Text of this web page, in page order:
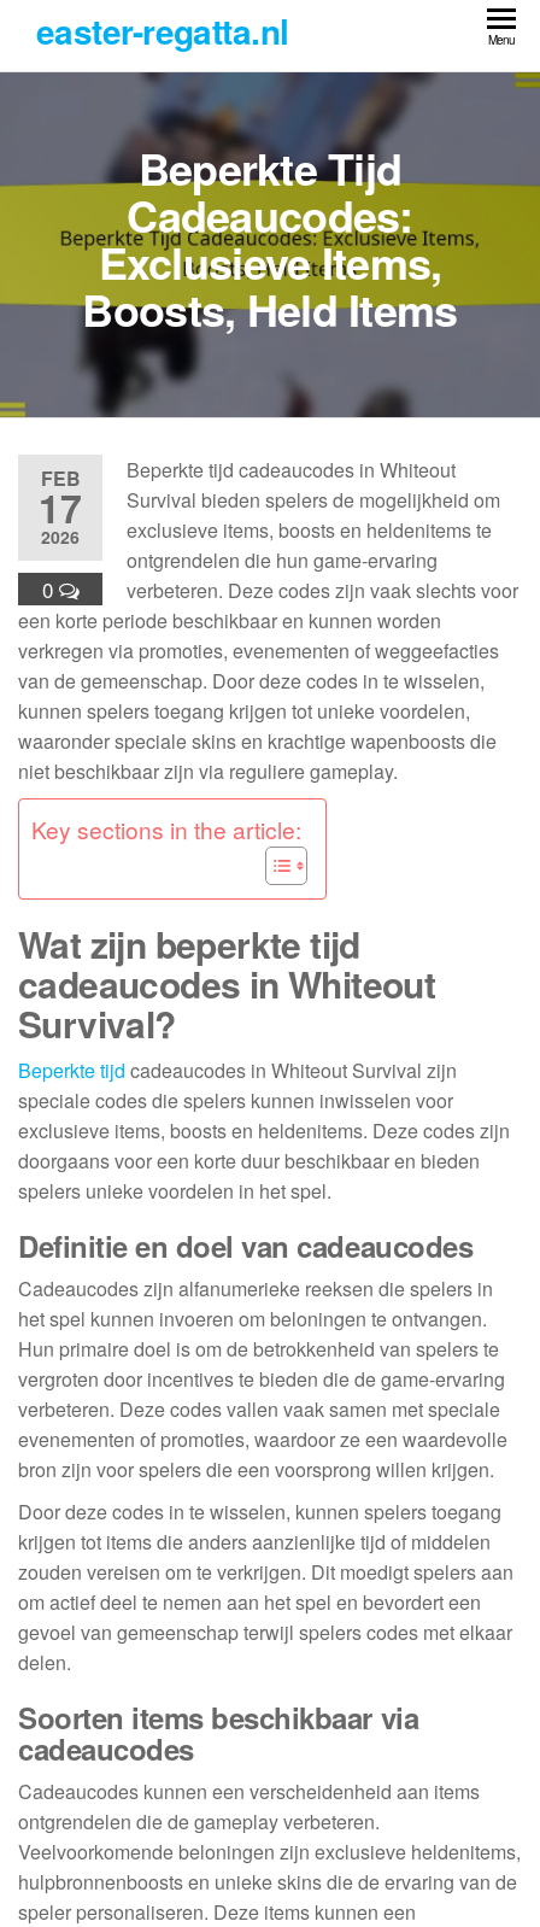
the
easter-regatta.nl Menu
Beperkte Tijd
Cadeaucodes:
Exclusieve Items,
Boosts, Held Items
FEB
17
2026
0
Beperkte tijd cadeaucodes in Whiteout
Survival bieden spelers de mogelijkheid om
exclusieve items, boosts en heldenitems te
ontgrendelen die hun game-ervaring
verbeteren. Deze codes zijn vaak slechts voor
een korte periode beschikbaar en kunnen worden
verkregen via promoties, evenementen of weggeefacties
van de gemeenschap. Door deze codes in te wisselen,
kunnen spelers toegang krijgen tot unieke voordelen,
waaronder speciale skins en krachtige wapenboosts die
niet beschikbaar zijn via reguliere gameplay.
Key sections in the article:
Wat zijn beperkte tijd
cadeaucodes in Whiteout
Survival?
Beperkte tijd cadeaucodes in Whiteout Survival zijn
speciale codes die spelers kunnen inwisselen voor
exclusieve items, boosts en heldenitems. Deze codes zijn
doorgaans voor een korte duur beschikbaar en bieden
spelers unieke voordelen in het spel.
Definitie en doel van cadeaucodes
Cadeaucodes zijn alfanumerieke reeksen die spelers in
het spel kunnen invoeren om beloningen te ontvangen.
Hun primaire doel is om de betrokkenheid van spelers te
vergroten door incentives te bieden die de game-ervaring
verbeteren. Deze codes vallen vaak samen met speciale
evenementen of promoties, waardoor ze een waardevolle
bron zijn voor spelers die een voorsprong willen krijgen.
Door deze codes in te wisselen, kunnen spelers toegang
krijgen tot items die anders aanzienlijke tijd of middelen
zouden vereisen om te verkrijgen. Dit moedigt spelers aan
om actief deel te nemen aan het spel en bevordert een
gevoel van gemeenschap terwijl spelers codes met elkaar
delen.
Soorten items beschikbaar via
cadeaucodes
Cadeaucodes kunnen een verscheidenheid aan items
ontgrendelen die de gameplay verbeteren.
Veelvoorkomende beloningen zijn exclusieve heldenitems,
hulpbronnenboosts en unieke skins die de ervaring van de
speler personaliseren. Deze items kunnen een